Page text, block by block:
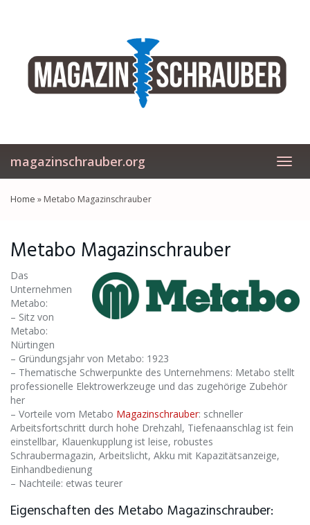
magazinschrauber.org
Home » Metabo Magazinschrauber
Metabo Magazinschrauber
Das
Unternehmen
Metabo:
– Sitz von
Metabo:
Nürtingen
– Gründungsjahr von Metabo: 1923
– Thematische Schwerpunkte des Unternehmens: Metabo stellt
professionelle Elektrowerkzeuge und das zugehörige Zubehör
her
– Vorteile vom Metabo Magazinschrauber: schneller
Arbeitsfortschritt durch hohe Drehzahl, Tiefenaanschlag ist fein
einstellbar, Klauenkupplung ist leise, robustes
Schraubermagazin, Arbeitslicht, Akku mit Kapazitätsanzeige,
Einhandbedienung
– Nachteile: etwas teurer
Eigenschaften des Metabo Magazinschrauber: